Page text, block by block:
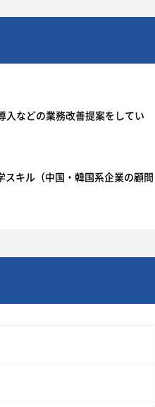
などの業務改善提案をしてい
スキル（中国・韓国系企業の顧問